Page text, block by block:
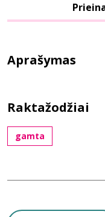
Aprašymas
Raktažodžiai
gamta